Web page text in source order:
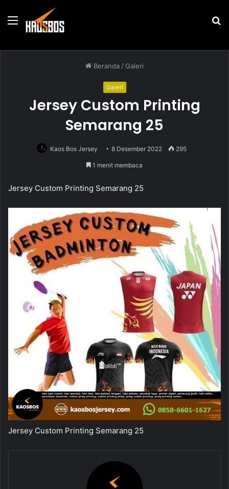
Menu
Beranda / Galeri
Galeri
Jersey Custom Printing
Semarang 25
Kaos Bos Jersey 8 Desember 2022 295
1 menit membaca
Jersey Custom Printing Semarang 25
Jersey Custom Printing Semarang 25